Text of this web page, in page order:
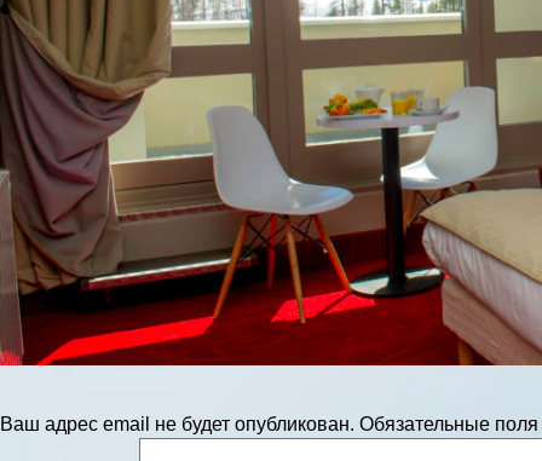
Ваш адрес email не будет опубликован. Обязательные